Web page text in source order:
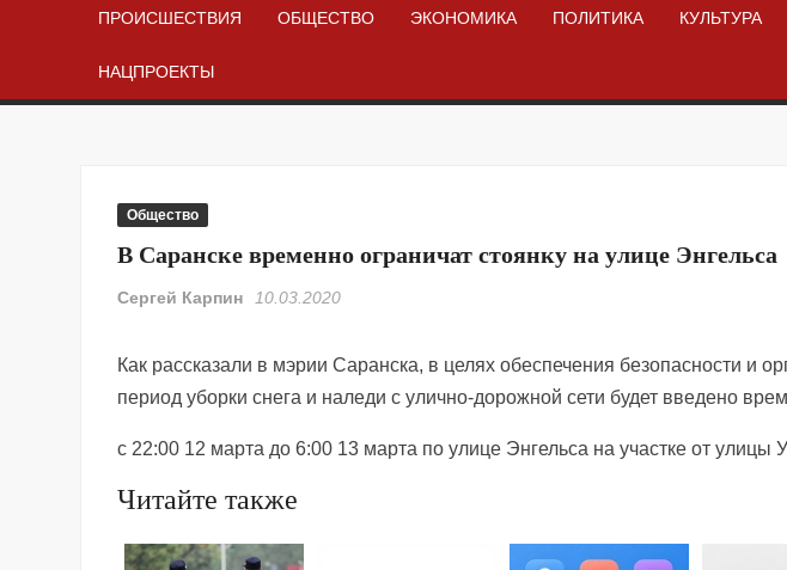
ПРОИСШЕСТВИЯ ОБЩЕСТВО ЭКОНОМИКА ПОЛИТИКА КУЛЬТУРА
НАЦПРОЕКТЫ
Общество
В Саранске временно ограничат стоянку на улице Энгельса
Сергей Карпин 10.03.2020
Как рассказали в мэрии Саранска, в целях обеспечения безопасности и
период уборки снега и наледи с улично-дорожной сети будет введено
с 22:00 12 марта до 6:00 13 марта по улице Энгельса на участке от улицы
Читайте также